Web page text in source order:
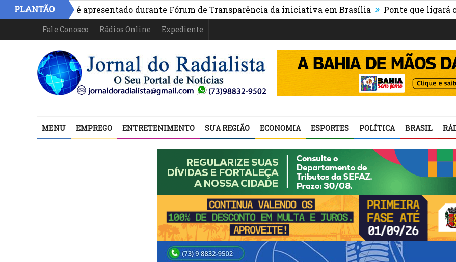
PLANTÃO
na Bahia é apresentado durante Fórum de Transparência da iniciativa em Brasília » Ponte que ligará o centro
Fale Conosco Rádios Online Expediente
MENU EMPREGO ENTRETENIMENTO SUA REGIÃO ECONOMIA ESPORTES POLÍTICA BRASIL